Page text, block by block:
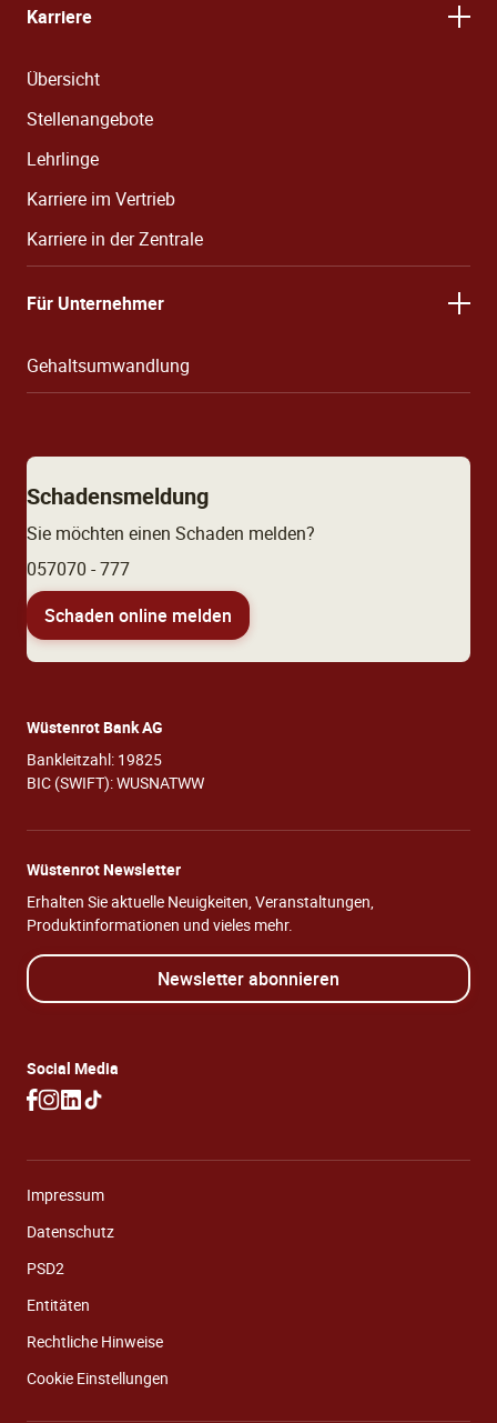
Karriere
Übersicht
Stellenangebote
Lehrlinge
Karriere im Vertrieb
Karriere in der Zentrale
Für Unternehmer
Gehaltsumwandlung
Schadensmeldung
Sie möchten einen Schaden melden?
057070 - 777
Schaden online melden
Wüstenrot Bank AG
Bankleitzahl: 19825
BIC (SWIFT): WUSNATWW
Wüstenrot Newsletter
Erhalten Sie aktuelle Neuigkeiten, Veranstaltungen,
Produktinformationen und vieles mehr.
Newsletter abonnieren
Social Media
Impressum
Datenschutz
PSD2
Entitäten
Rechtliche Hinweise
Cookie Einstellungen